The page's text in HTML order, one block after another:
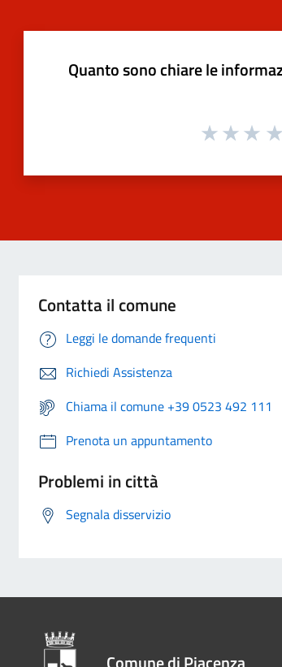
Quanto sono chiare le
Contatta il comune
Leggi le domande frequenti
Richiedi Assistenza
Chiama il comune +39 0523 492 111
Prenota un appuntamento
Problemi in città
Segnala disservizio